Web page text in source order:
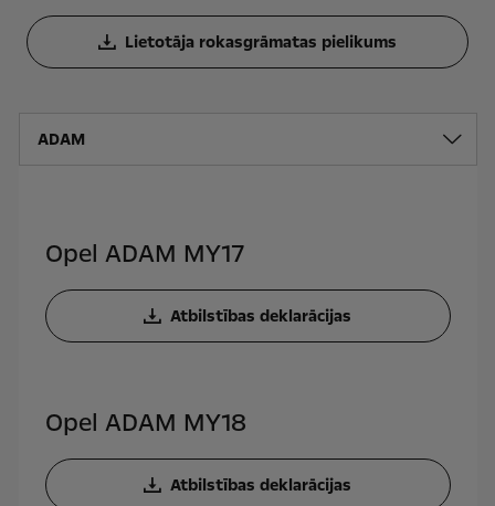
Lietotāja rokasgrāmatas pielikums
ADAM
Opel ADAM MY17
Atbilstības deklarācijas
Opel ADAM MY18
Atbilstības deklarācijas